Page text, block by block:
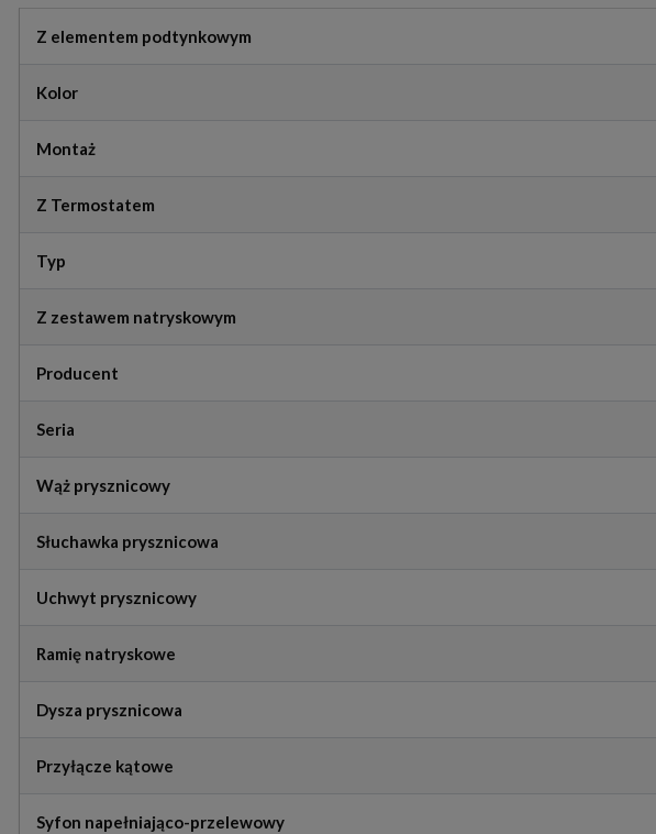
Z elementem podtynkowym
Kolor
Montaż
Z Termostatem
Typ
Z zestawem natryskowym
Producent
Seria
Wąż prysznicowy
Słuchawka prysznicowa
Uchwyt prysznicowy
Ramię natryskowe
Dysza prysznicowa
Przyłącze kątowe
Syfon napełniająco-przelewowy